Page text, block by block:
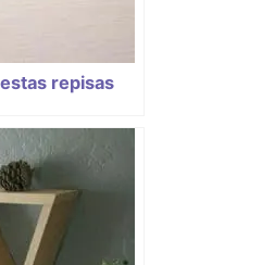
repisas